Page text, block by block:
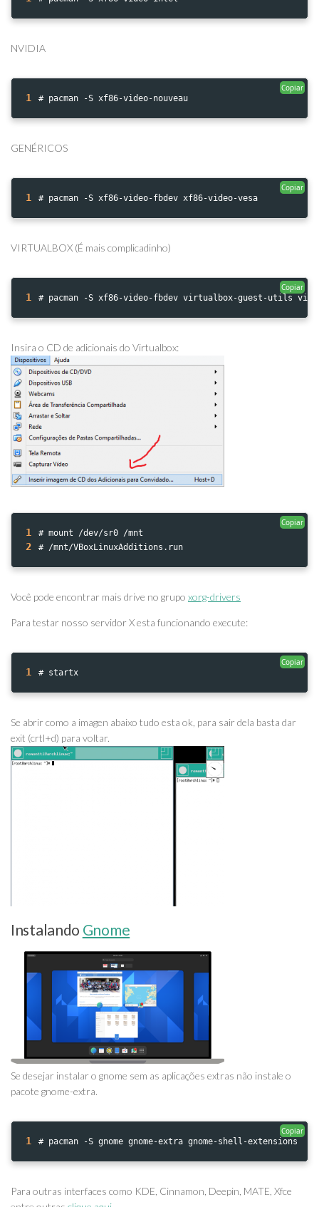
NVIDIA
1 # pacman -S xf86-video-nouveau
Copiar
GENÉRICOS
1 # pacman -S xf86-video-fbdev xf86-video-vesa
Copiar
VIRTUALBOX (É mais complicadinho)
1 # pacman -S xf86-video-fbdev virtualbox-guest-utils
Copiar
Insira o CD de adicionais do Virtualbox:
1 # mount /dev/sr0 /mnt
2 # /mnt/VBoxLinuxAdditions.run
Copiar
Você pode encontrar mais drive no grupo xorg-drivers
Para testar nosso servidor X esta funcionando execute:
1 # startx
Copiar
Se abrir como a imagen abaixo tudo esta ok, para sair dela basta dar
exit (crtl+d) para voltar.
Instalando Gnome
Se desejar instalar o gnome sem as aplicações extras não instale o
pacote gnome-extra.
1 # pacman -S gnome gnome-extra gnome-shell-extensions
Copiar
Para outras interfaces como KDE, Cinnamon, Deepin, MATE, Xfce